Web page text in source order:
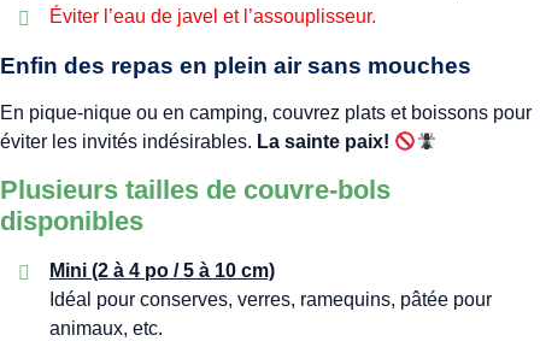
Éviter l’eau de javel et l’assouplisseur.
Enfin des repas en plein air sans mouches
En pique-nique ou en camping, couvrez plats et boissons pour
éviter les invités indésirables. La sainte paix!
Plusieurs tailles de couvre-bols
disponibles
Mini (2 à 4 po / 5 à 10 cm)
Idéal pour conserves, verres, ramequins, pâtée pour
animaux, etc.